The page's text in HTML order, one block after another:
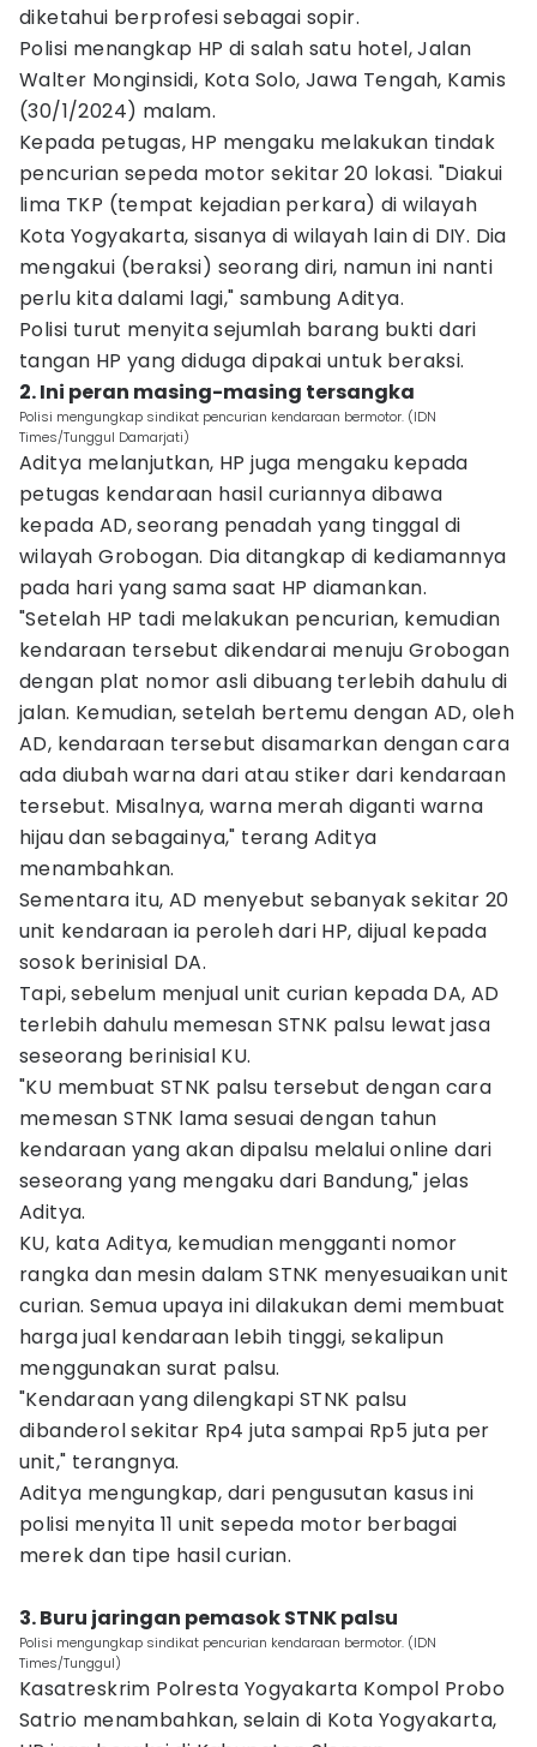
diketahui berprofesi sebagai sopir.
Polisi menangkap HP di salah satu hotel, Jalan
Walter Monginsidi, Kota Solo, Jawa Tengah, Kamis
(30/1/2024) malam.
Kepada petugas, HP mengaku melakukan tindak
pencurian sepeda motor sekitar 20 lokasi. "Diakui
lima TKP (tempat kejadian perkara) di wilayah
Kota Yogyakarta, sisanya di wilayah lain di DIY. Dia
mengakui (beraksi) seorang diri, namun ini nanti
perlu kita dalami lagi," sambung Aditya.
Polisi turut menyita sejumlah barang bukti dari
tangan HP yang diduga dipakai untuk beraksi.
2. Ini peran masing-masing tersangka
Polisi mengungkap sindikat pencurian kendaraan bermotor. (IDN
Times/Tunggul Damarjati)
Aditya melanjutkan, HP juga mengaku kepada
petugas kendaraan hasil curiannya dibawa
kepada AD, seorang penadah yang tinggal di
wilayah Grobogan. Dia ditangkap di kediamannya
pada hari yang sama saat HP diamankan.
"Setelah HP tadi melakukan pencurian, kemudian
kendaraan tersebut dikendarai menuju Grobogan
dengan plat nomor asli dibuang terlebih dahulu di
jalan. Kemudian, setelah bertemu dengan AD, oleh
AD, kendaraan tersebut disamarkan dengan cara
ada diubah warna dari atau stiker dari kendaraan
tersebut. Misalnya, warna merah diganti warna
hijau dan sebagainya," terang Aditya
menambahkan.
Sementara itu, AD menyebut sebanyak sekitar 20
unit kendaraan ia peroleh dari HP, dijual kepada
sosok berinisial DA.
Tapi, sebelum menjual unit curian kepada DA, AD
terlebih dahulu memesan STNK palsu lewat jasa
seseorang berinisial KU.
"KU membuat STNK palsu tersebut dengan cara
memesan STNK lama sesuai dengan tahun
kendaraan yang akan dipalsu melalui online dari
seseorang yang mengaku dari Bandung," jelas
Aditya.
KU, kata Aditya, kemudian mengganti nomor
rangka dan mesin dalam STNK menyesuaikan unit
curian. Semua upaya ini dilakukan demi membuat
harga jual kendaraan lebih tinggi, sekalipun
menggunakan surat palsu.
"Kendaraan yang dilengkapi STNK palsu
dibanderol sekitar Rp4 juta sampai Rp5 juta per
unit," terangnya.
Aditya mengungkap, dari pengusutan kasus ini
polisi menyita 11 unit sepeda motor berbagai
merek dan tipe hasil curian.
3. Buru jaringan pemasok STNK palsu
Polisi mengungkap sindikat pencurian kendaraan bermotor. (IDN
Times/Tunggul)
Kasatreskrim Polresta Yogyakarta Kompol Probo
Satrio menambahkan, selain di Kota Yogyakarta,